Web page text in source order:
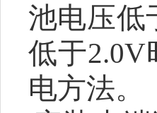
池电压低
低于2.0V
电方法。